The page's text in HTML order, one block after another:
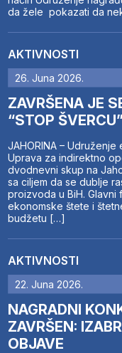
da žele pokazati da
AKTIVNOSTI
26. Juna 2026.
ZAVRŠENA JE
“STOP
JAHORINA –
Uprava za indirektno
dvodnevni skup na
sa ciljem da se dublje
proizvoda u BiH.
ekonomske štete i
budžetu […]
AKTIVNOSTI
22. Juna 2026.
NAGRADNI
ZAVRŠEN:
OBJAVE